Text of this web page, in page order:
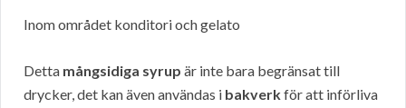
Inom området konditori och gelato
Detta mångsidiga syrup är inte bara begränsat till
drycker, det kan även användas i bakverkför att införliva